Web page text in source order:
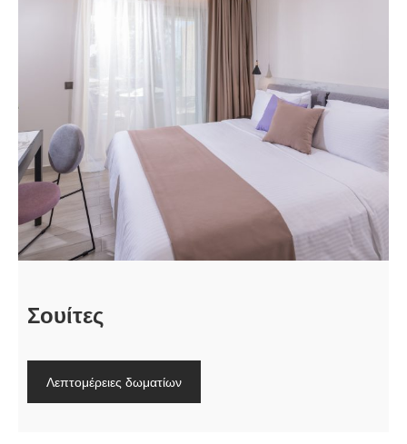
Σουίτες
Λεπτομέρειες δωματίων